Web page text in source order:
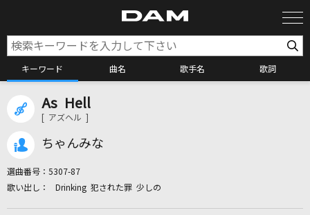
キーワード 曲名 歌手名 歌詞
As Hell
[ アズヘル ]
ちゃんみな
選曲番号： 5307-87
Drinking 犯された罪 少しの